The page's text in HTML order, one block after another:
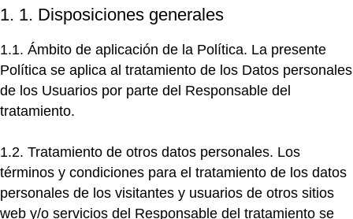
1. 1. Disposiciones generales
1.1. Ámbito de aplicación de la Política. La presente
Política se aplica al tratamiento de los Datos personales
de los Usuarios por parte del Responsable del
tratamiento.
1.2. Tratamiento de otros datos personales. Los
términos y condiciones para el tratamiento de los datos
personales de los visitantes y usuarios de otros sitios
web y/o servicios del Responsable del tratamiento se